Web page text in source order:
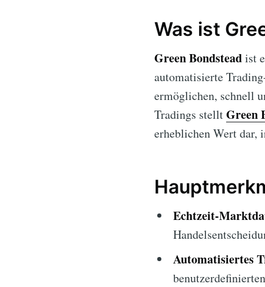
Was ist
Green Bondsteadist
automatisierte
ermöglichen, schnell
Tradings stelltGreen
erheblichen Wert dar,
Echtzeit-
Automatisiertes